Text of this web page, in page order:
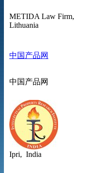
METIDA Law Firm,
Lithuania
中国产品网
中国产品网
Ipri, India